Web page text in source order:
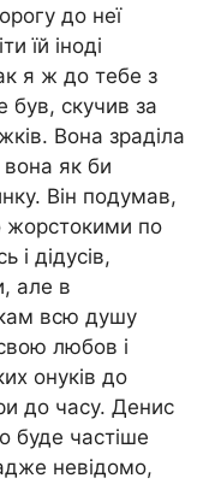
до неї
їй іноді
я ж до тебе з
був, скучив за
Вона зраділа
як би
Він подумав,
по
і дідусів,
але в
всю душу
любов і
онуків до
до часу. Денис
буде частіше
невідомо,